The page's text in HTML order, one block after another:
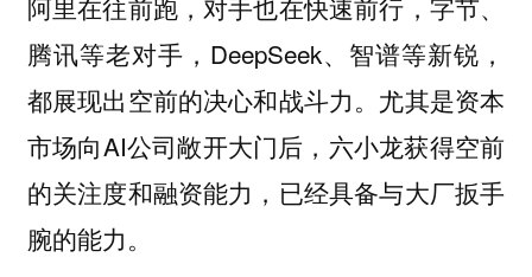
阿里在往前跑，对手也在快速前行，字节、
腾讯等老对手，DeepSeek、智谱等新锐，
都展现出空前的决心和战斗力。尤其是资本
市场向AI公司敞开大门后，六小龙获得空前
的关注度和融资能力，已经具备与大厂扳手
腕的能力。